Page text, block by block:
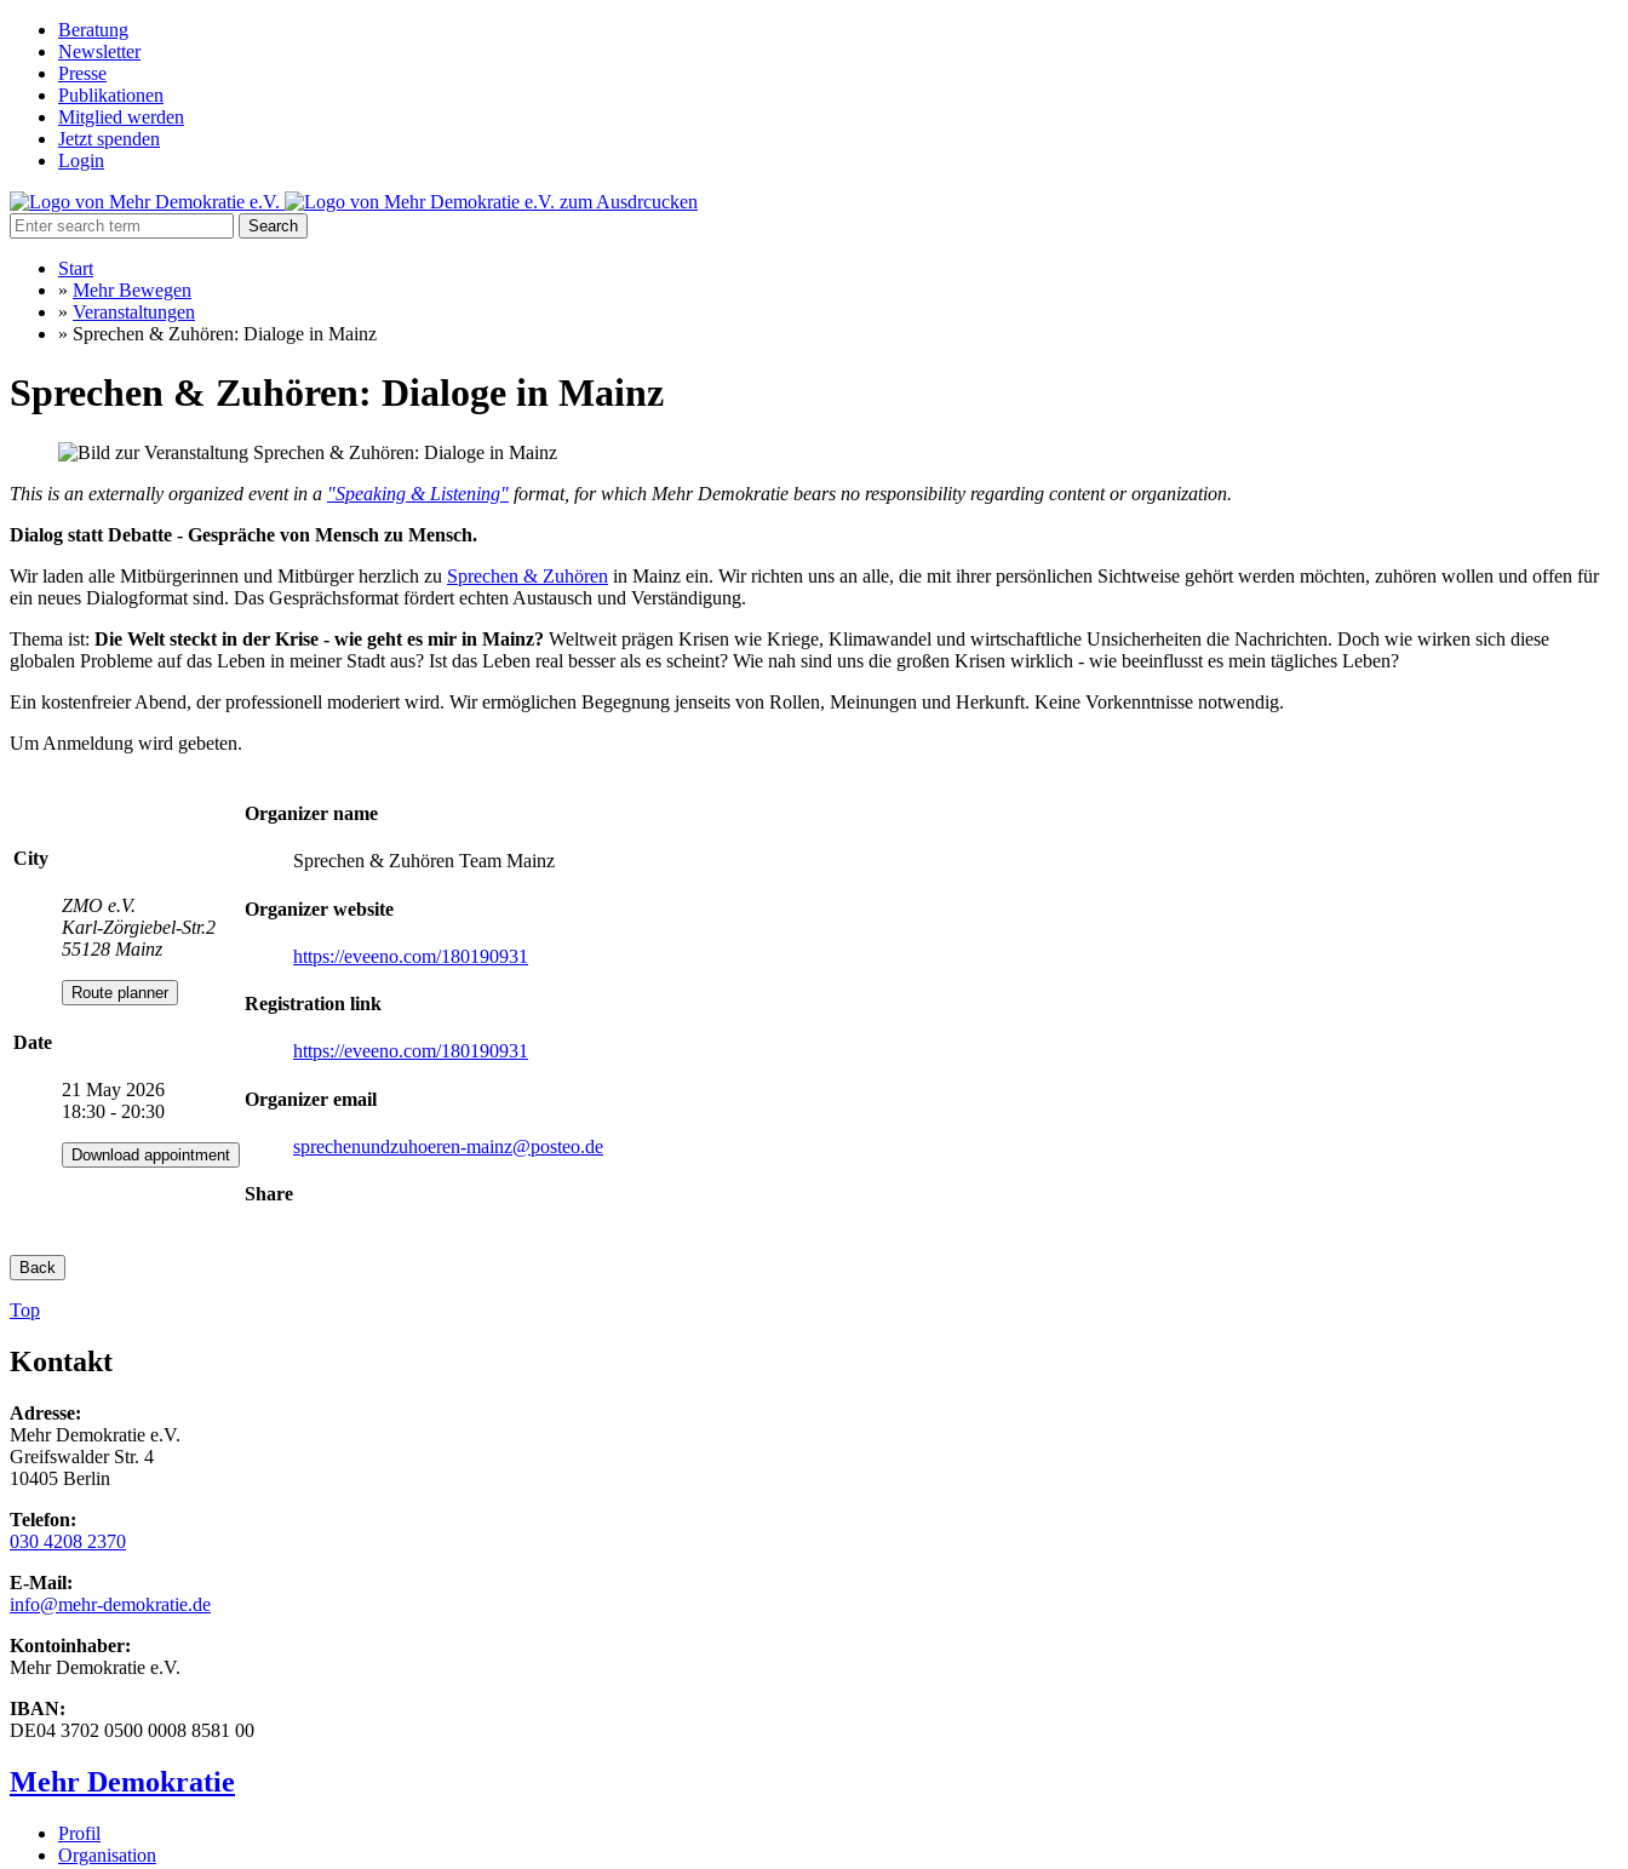
Beratung
Newsletter
Presse
Publikationen
Mitglied werden
Jetzt spenden
Login
Search
Start
» Mehr Bewegen
» Veranstaltungen
» Sprechen & Zuhören: Dialoge in Mainz
Sprechen & Zuhören: Dialoge in Mainz
This is an externally organized event in a "Speaking & Listening" format, for which Mehr Demokratie bears no responsibility regarding content or organization.
Dialog statt Debatte - Gespräche von Mensch zu Mensch.
Wir laden alle Mitbürgerinnen und Mitbürger herzlich zu Sprechen & Zuhören in Mainz ein. Wir richten uns an alle, die mit ihrer persönlichen Sichtweise gehört werden möchten, zuhören wollen und offen für
ein neues Dialogformat sind. Das Gesprächsformat fördert echten Austausch und Verständigung.
Thema ist: Die Welt steckt in der Krise - wie geht es mir in Mainz? Weltweit prägen Krisen wie Kriege, Klimawandel und wirtschaftliche Unsicherheiten die Nachrichten. Doch wie wirken sich diese
globalen Probleme auf das Leben in meiner Stadt aus? Ist das Leben real besser als es scheint? Wie nah sind uns die großen Krisen wirklich - wie beeinflusst es mein tägliches Leben?
Ein kostenfreier Abend, der professionell moderiert wird. Wir ermöglichen Begegnung jenseits von Rollen, Meinungen und Herkunft. Keine Vorkenntnisse notwendig.
Um Anmeldung wird gebeten.
City
ZMO e.V.
Karl-Zörgiebel-Str.2
55128 Mainz
Route planner
Date
21 May 2026
18:30 - 20:30
Download appointment
Organizer name
Sprechen & Zuhören Team Mainz
Organizer website
https://eveeno.com/180190931
Registration link
https://eveeno.com/180190931
Organizer email
sprechenundzuhoeren-mainz@posteo.de
Share
Back
Top
Kontakt
Adresse:
Mehr Demokratie e.V.
Greifswalder Str. 4
10405 Berlin
Telefon:
030 4208 2370
E-Mail:
info@mehr-demokratie.de
Kontoinhaber:
Mehr Demokratie e.V.
IBAN:
DE04 3702 0500 0008 8581 00
Mehr Demokratie
Profil
Organisation